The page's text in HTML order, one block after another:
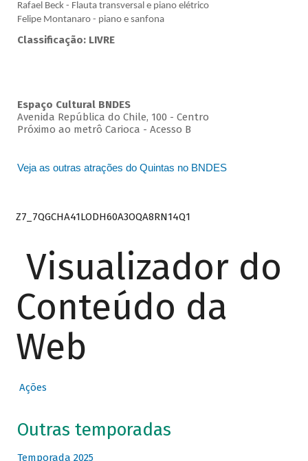
Rafael Beck - Flauta transversal e piano elétrico
Felipe Montanaro - piano e sanfona
Classificação: LIVRE
Espaço Cultural BNDES
Avenida República do Chile, 100 - Centro
Próximo ao metrô Carioca - Acesso B
Veja as outras atrações do Quintas no BNDES
Z7_7QGCHA41LODH60A3OQA8RN14Q1
Visualizador do
Conteúdo da
Web
Ações
Outras temporadas
Temporada 2025